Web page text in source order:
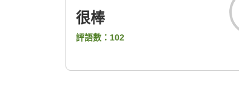
很棒
評語數： 102